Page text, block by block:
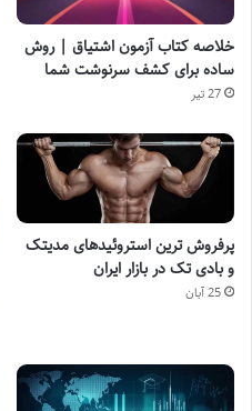
خلاصه کتاب آزمون اشتیاق | روش
ساده برای کشف سرنوشت شما
27 تیر
پرفروش ترین استروئیدهای مدیتک
و بادی تک در بازار ایران
25 آبان